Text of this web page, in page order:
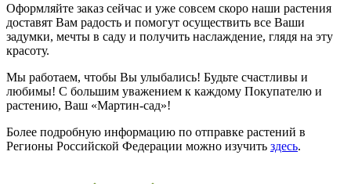
Оформляйте заказ сейчас и уже совсем скоро наши растения
доставят Вам радость и помогут осуществить все Ваши
задумки, мечты в саду и получить наслаждение, глядя на эту
красоту.
Мы работаем, чтобы Вы улыбались! Будьте счастливы и
любимы! С большим уважением к каждому Покупателю и
растению, Ваш «Мартин-сад»!
Более подробную информацию по отправке растений в
Регионы Российской Федерации можно изучить здесь.